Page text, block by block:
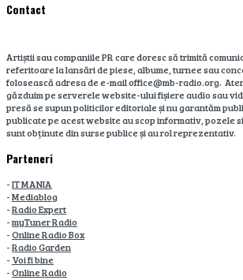
Contact
Artiștii sau companiile PR care doresc să trimită
referitoare la lansări de piese, albume, turnee sau
folosească adresa de e-mail office@mb-radio.org.
găzduim pe serverele website-ului fișiere audio sau
presă se supun politicilor editoriale și nu garantăm
publicate pe acest website au scop informativ, pozele
sunt obținute din surse publice și au rol reprezentativ.
Parteneri
-IT MANIA
-Mediablog
-Radio Expert
-myTuner Radio
-Online Radio Box
-Radio Garden
- Voi fi bine
-Online Radio